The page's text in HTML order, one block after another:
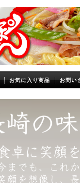
お気に入り商品 お問い